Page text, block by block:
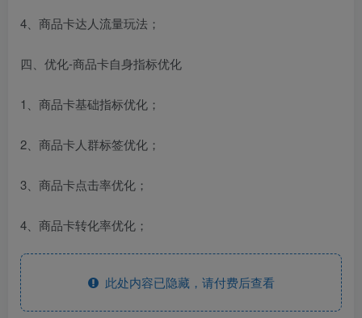
4、商品卡达人流量玩法；
四、优化-商品卡自身指标优化
1、商品卡基础指标优化；
2、商品卡人群标签优化；
3、商品卡点击率优化；
4、商品卡转化率优化；
此处内容已隐藏，请付费后查看